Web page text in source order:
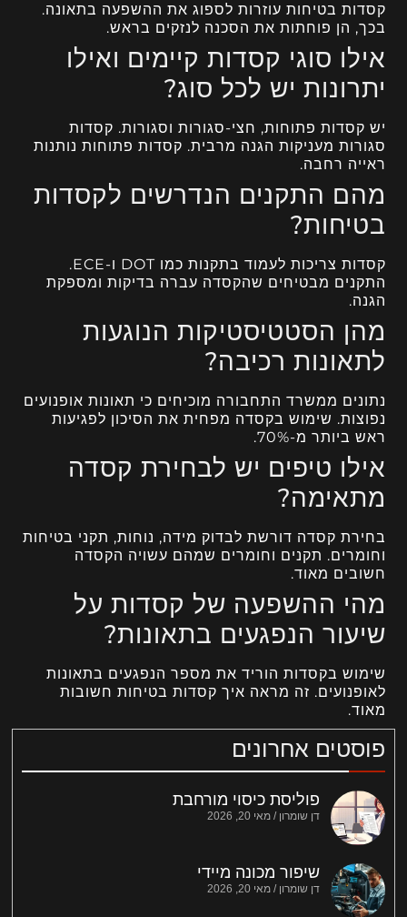
פוסטים אחרונים
פוליסת כיסוי מורחבת
דן שומרון מאי 20, 2026
שיפור מכונה מיידי
דן שומרון מאי 20, 2026
קסדות בטיחות עוזרות לספוג את ההשפעה בתאונה.
בכך, הן פוחתות את הסכנה לנזקים בראש.
אילו סוגי קסדות קיימים ואילו
יתרונות יש לכל סוג?
יש קסדות פתוחות, חצי-סגורות וסגורות. קסדות
סגורות מעניקות הגנה מרבית. קסדות פתוחות נותנות
ראייה רחבה.
מהם התקנים הנדרשים לקסדות
בטיחות?
קסדות צריכות לעמוד בתקנות כמו DOT ו-ECE.
התקנים מבטיחים שהקסדה עברה בדיקות ומספקת
הגנה.
מהן הסטטיסטיקות הנוגעות
לתאונות רכיבה?
נתונים ממשרד התחבורה מוכיחים כי תאונות אופנועים
נפוצות. שימוש בקסדה מפחית את הסיכון לפגיעות
ראש ביותר מ-70%.
אילו טיפים יש לבחירת קסדה
מתאימה?
בחירת קסדה דורשת לבדוק מידה, נוחות, תקני בטיחות
וחומרים. תקנים וחומרים שמהם עשויה הקסדה
חשובים מאוד.
מהי ההשפעה של קסדות על
שיעור הנפגעים בתאונות?
שימוש בקסדות הוריד את מספר הנפגעים בתאונות
לאופנועים. זה מראה איך קסדות בטיחות חשובות
מאוד.